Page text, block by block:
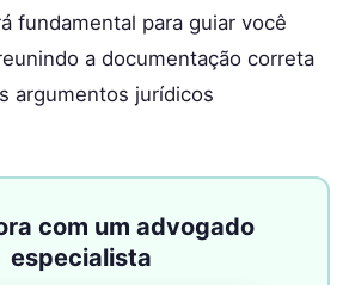
fundamental para guiar você
a documentação correta
argumentos jurídicos
com um advogado
especialista